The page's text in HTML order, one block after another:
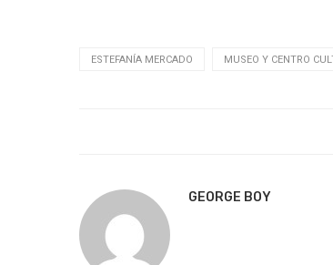
ESTEFANÍA MERCADO MUSEO Y CENTRO
GEORGE BOY